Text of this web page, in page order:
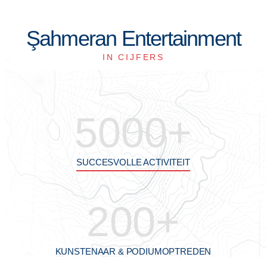
Şahmeran Entertainment
IN CIJFERS
5000+
SUCCESVOLLE ACTIVITEIT
200+
KUNSTENAAR & PODIUMOPTREDEN